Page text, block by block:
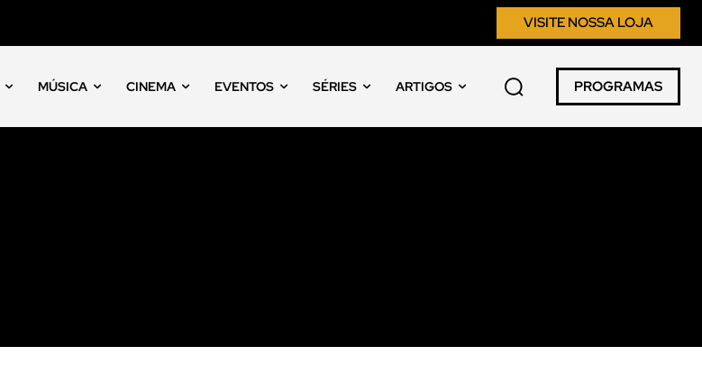
VISITE NOSSA LOJA
MÚSICA CINEMA EVENTOS SÉRIES ARTIGOS PROGRAMAS